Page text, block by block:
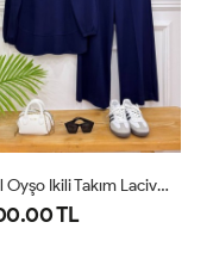
Level Oyşo Ikili Takım Lacivert Zeren Elbise Pudra
800.00 TL